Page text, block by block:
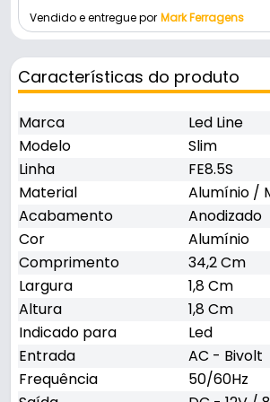
Vendido e entregue por Mark Ferragens
Características do produto
Marca
Led Line
Modelo
Slim
Linha
FE8.5S
Material
Alumínio /
Acabamento
Anodizado
Cor
Alumínio
Comprimento
34,2 Cm
Largura
1,8 Cm
Altura
1,8 Cm
Indicado para
Led
Entrada
AC - Bivolt
Frequência
50/60Hz